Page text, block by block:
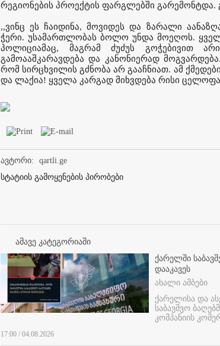
რეგიონების პროექტის ფარგლებში გარემონტდა.
,,ვინც ეს ჩაიდინა, მოვიდეს და ზარალი
ჭერი. უსამართლობას ბოლო უნდა მოეღოს.
პოლიციამაც, მაგრამ ძუძუს გოჭებივით
გამოააშკარავდება და კანონიერად
რომ სირცხვილის გძნობა არ გააჩნიათ. ამ
და ლაქია! ყველა კარგად მიხვდება რისი
ავტორი:
qartli.ge
სტატიის გამოყენების პირობები
ამავე კატეგორიაში
ქარელში
დააკავეს
ახალი ამბები
ქარელისა და
საბავშვო
კომპანიის
17:00 / 04.08.2026